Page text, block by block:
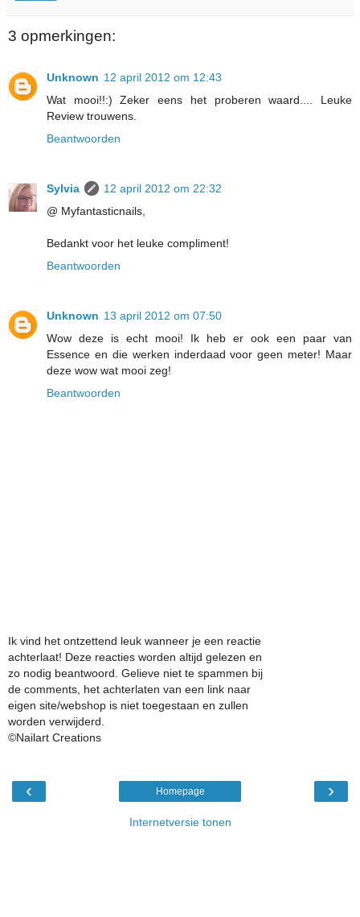
3 opmerkingen:
Unknown 12 april 2012 om 12:43
Wat mooi!!:) Zeker eens het proberen waard.... Leuke
Review trouwens.
Beantwoorden
Sylvia
12 april 2012 om 22:32
@ Myfantasticnails,
Bedankt voor het leuke compliment!
Beantwoorden
Unknown 13 april 2012 om 07:50
Wow deze is echt mooi! Ik heb er ook een paar van
Essence en die werken inderdaad voor geen meter! Maar
deze wow wat mooi zeg!
Beantwoorden
Ik vind het ontzettend leuk wanneer je een reactie
achterlaat! Deze reacties worden altijd gelezen en
zo nodig beantwoord. Gelieve niet te spammen bij
de comments, het achterlaten van een link naar
eigen site/webshop is niet toegestaan en zullen
worden verwijderd.
©Nailart Creations
‹ ›
Homepage
Internetversie tonen